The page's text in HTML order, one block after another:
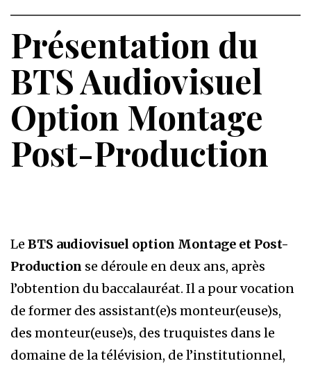
Présentation du
BTS Audiovisuel
Option Montage
Post-Production
Le BTS audiovisuel option Montage et Post-
Production se déroule en deux ans, après
l’obtention du baccalauréat. Il a pour vocation
de former des assistant(e)s monteur(euse)s,
des monteur(euse)s, des truquistes dans le
domaine de la télévision, de l’institutionnel,